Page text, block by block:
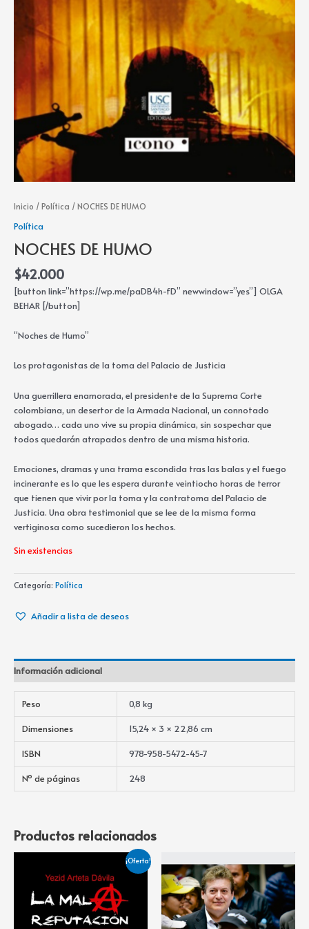
Inicio /Política / NOCHES DE HUMO
Política
NOCHES DE HUMO
$42.000
[button link=”https://wp.me/paDB4h-fD” newwindow=”yes”] OLGA
BEHAR [/button]
“Noches de Humo”
Los protagonistas de la toma del Palacio de Justicia
Una guerrillera enamorada, el presidente de la Suprema Corte
colombiana, un desertor de la Armada Nacional, un connotado
abogado… cada uno vive su propia dinámica, sin sospechar que
todos quedarán atrapados dentro de una misma historia.
Emociones, dramas y una trama escondida tras las balas y el fuego
incinerante es lo que les espera durante veintiocho horas de terror
que tienen que vivir por la toma y la contratoma del Palacio de
Justicia. Una obra testimonial que se lee de la misma forma
vertiginosa como sucedieron los hechos.
Sin existencias
Categoría: Política
Añadir a lista de deseos
Información adicional
Peso
0,8 kg
Dimensiones
15,24 × 3 × 22,86 cm
ISBN
978-958-5472-45-7
Nº de páginas
248
Productos relacionados
¡Oferta!
original
$25.000.
actual
$20.000.